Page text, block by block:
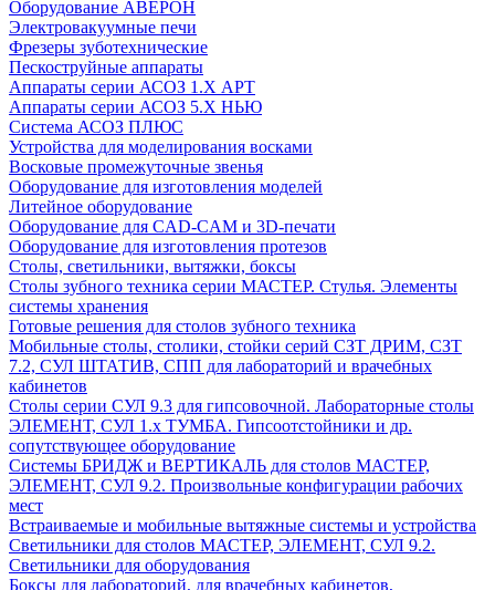
Оборудование АВЕРОН
Электровакуумные печи
Фрезеры зуботехнические
Пескоструйные аппараты
Аппараты серии АСОЗ 1.Х АРТ
Аппараты серии АСОЗ 5.Х НЬЮ
Система АСОЗ ПЛЮС
Устройства для моделирования восками
Восковые промежуточные звенья
Оборудование для изготовления моделей
Литейное оборудование
Оборудование для CAD-CAM и 3D-печати
Оборудование для изготовления протезов
Cтолы, светильники, вытяжки, боксы
Столы зубного техника серии МАСТЕР. Стулья. Элементы
системы хранения
Готовые решения для столов зубного техника
Мобильные столы, столики, стойки серий СЗТ ДРИМ, СЗТ
7.2, СУЛ ШТАТИВ, СПП для лабораторий и врачебных
кабинетов
Столы серии СУЛ 9.3 для гипсовочной. Лабораторные столы
ЭЛЕМЕНТ, СУЛ 1.х ТУМБА. Гипсоотстойники и др.
сопутствующее оборудование
Системы БРИДЖ и ВЕРТИКАЛЬ для столов МАСТЕР,
ЭЛЕМЕНТ, СУЛ 9.2. Произвольные конфигурации рабочих
мест
Встраиваемые и мобильные вытяжные системы и устройства
Светильники для столов МАСТЕР, ЭЛЕМЕНТ, СУЛ 9.2.
Светильники для оборудования
Боксы для лабораторий, для врачебных кабинетов,